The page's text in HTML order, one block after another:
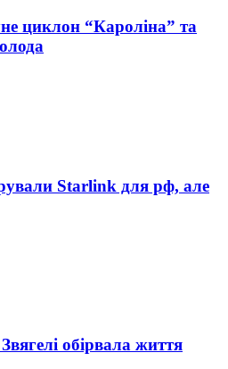
циклон “Кароліна” та
Starlink для рф, але
обірвала життя